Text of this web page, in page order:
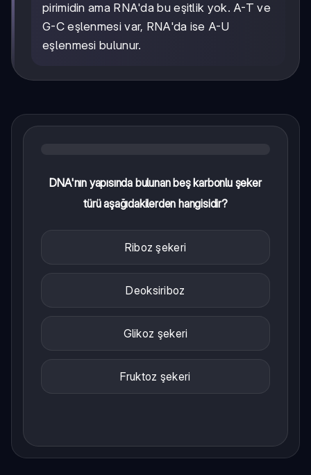
pirimidin ama RNA'da bu eşitlik yok. A-T ve
G-C eşlenmesi var, RNA'da ise A-U
eşlenmesi bulunur.
DNA'nın yapısında bulunan beş karbonlu şeker
türü aşağıdakilerden hangisidir?
Riboz şekeri
Deoksiriboz
Glikoz şekeri
Fruktoz şekeri